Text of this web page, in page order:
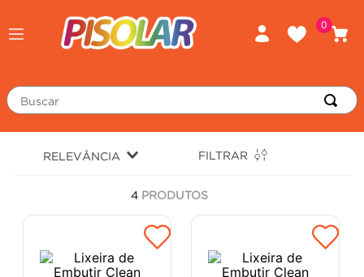
0
Buscar
RELEVÂNCIA FILTRAR
4 PRODUTOS
tinta